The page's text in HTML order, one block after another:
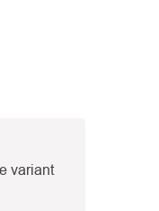
variant